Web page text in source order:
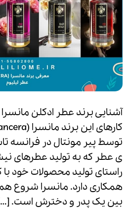
توسط پیر مونتال در فرانسه
ی عطر که به تولید عطرهای
راستای تولید محصولات خود با
همکاری دارد. مانسرا شروع
بین یک پدر و دخترش است.